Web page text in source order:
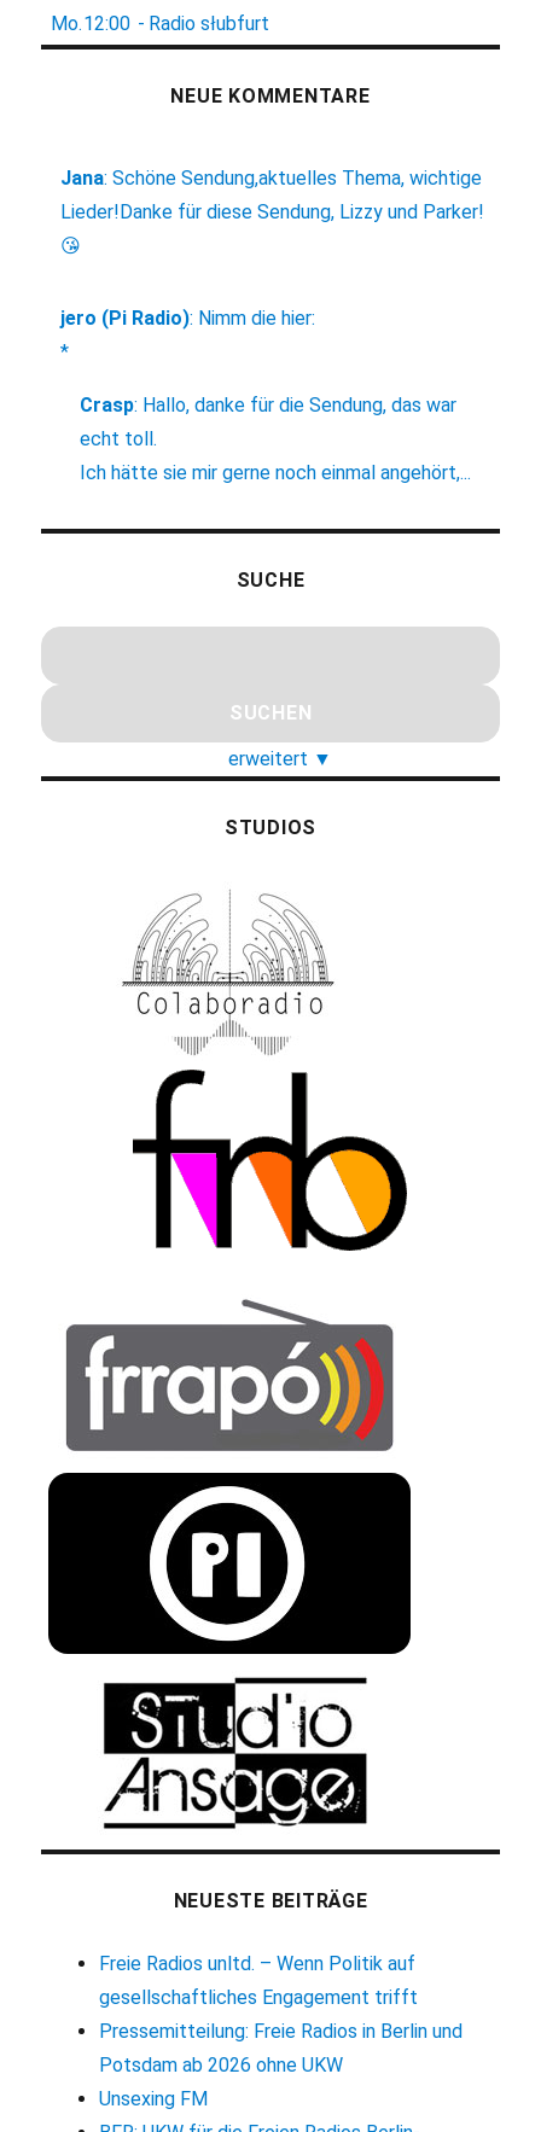
Mo.12:00 - Radio słubfurt
NEUE KOMMENTARE
Jana:Schöne Sendung,aktuelles Thema, wichtige
Lieder!Danke für diese Sendung, Lizzy und Parker!
😘
jero (Pi Radio): Nimm die hier:
*
Crasp: Hallo, danke für die Sendung, das war
echt toll.
Ich hätte sie mir gerne noch einmal angehört,...
SUCHE
erweitert ▼
STUDIOS
NEUESTE BEITRÄGE
Freie Radios unltd. – Wenn Politik auf
gesellschaftliches Engagement trifft
Pressemitteilung: Freie Radios in Berlin und
Potsdam ab 2026 ohne UKW
Unsexing FM